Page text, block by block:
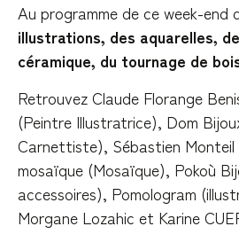
Au programme de ce week-
illustrations, des aquarelles,
céramique, du tournage de
Retrouvez Claude Florange
(Peintre Illustratrice), Dom
Carnettiste), Sébastien
mosaïque (Mosaïque), Pokoù
accessoires), Pomologram
Morgane Lozahic et Karine